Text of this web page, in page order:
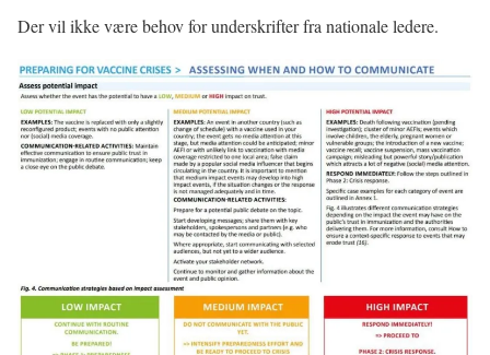
Der vil ikke være behov for underskrifter fra nationale ledere.